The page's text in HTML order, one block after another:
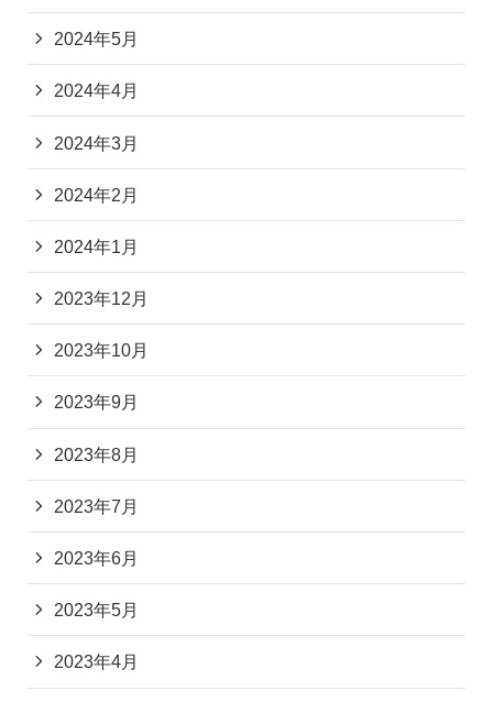
2024年5月
2024年4月
2024年3月
2024年2月
2024年1月
2023年12月
2023年10月
2023年9月
2023年8月
2023年7月
2023年6月
2023年5月
2023年4月